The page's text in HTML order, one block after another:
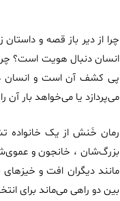
چرا از دیر باز قصه و
انسان دنبال هویت است؟
پی کشف آن است و انسان
می‌پردازد یا می‌خواهد بار آن
رمان خَنش از یک خانواده
بزرگ‌شان ، خانجون و
مانند دیگران افت و خیزهای
بین دو راهی می‌ماند برای